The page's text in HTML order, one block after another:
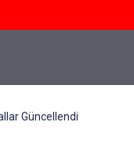
Güncellendi